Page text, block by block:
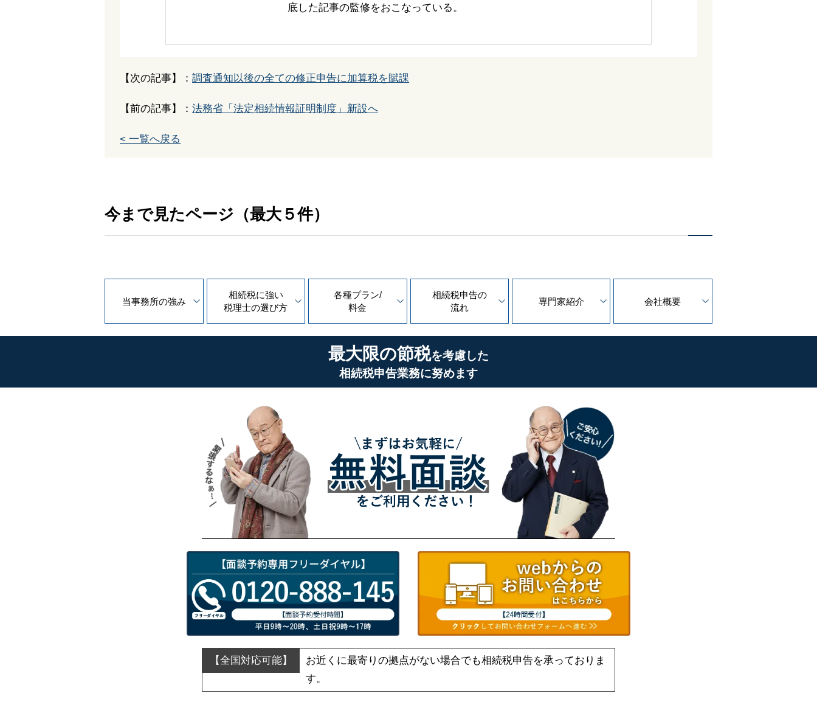
底した記事の監修をおこなっている。
【次の記事】： 調査通知以後の全ての修正申告に加算税を賦課
【前の記事】： 法務省「法定相続情報証明制度」新設へ
< 一覧へ戻る
今まで見たページ（最大５件）
当事務所の強み
相続税に強い
税理士の選び方
各種プラン/
料金
相続税申告の
流れ
専門家紹介 会社概要
最大限の節税を考慮した
相続税申告業務に努めます
お近くに最寄りの拠点がない場合でも相続税申告を承っておりま
す。